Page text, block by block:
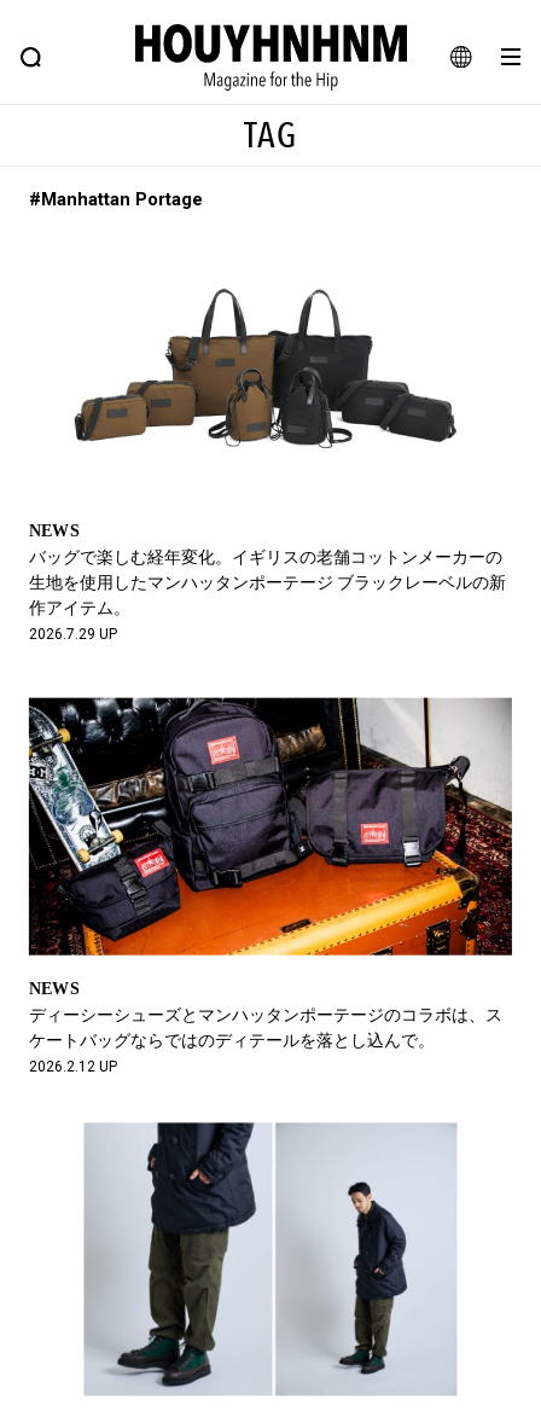
JA
FEATURE BLOG SNAP
ヒップなファッション、カルチャー、ライフスタイルWEBマガジン
#ESSENTIAL DESIGNS #古着サミット
#NEW VINTAGE #マイナーグッド図鑑
#路地裏てぃーん。 #MONTHLY JOURNAL
#GH 銘品の所以 #フイナムのYouTube
#LIFESTYLE
#SPORTS #HANDSOME HANDBOOK
TAG
#Manhattan Portage
NEWS
バッグで楽しむ経年変化。イギリスの老舗コットンメーカーの
生地を使用したマンハッタンポーテージ ブラックレーベルの新
作アイテム。
2026.7.29 UP
NEWS
ディーシーシューズとマンハッタンポーテージのコラボは、ス
ケートバッグならではのディテールを落とし込んで。
2026.2.12 UP